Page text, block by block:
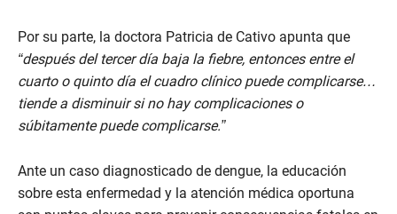
c
o
n
s
o
f
1
n
t
Por su parte, la doctora Patricia de Cativo apunta que
“después del tercer día baja la fiebre, entonces entre el
cuarto o quinto día el cuadro clínico puede complicarse…
tiende a disminuir si no hay complicaciones o
súbitamente puede complicarse.”
Ante un caso diagnosticado de dengue, la educación
sobre esta enfermedad y la atención médica oportuna